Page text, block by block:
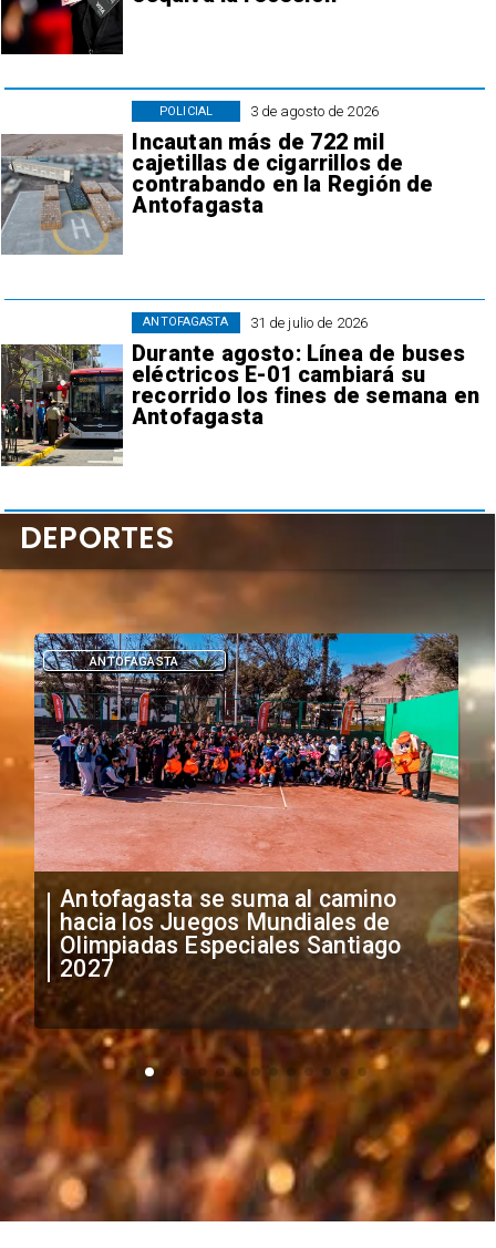
3 de agosto de 2026
Incautan más de 722 mil
cajetillas de cigarrillos de
contrabando en la Región de
Antofagasta
POLICIAL
31 de julio de 2026
Durante agosto: Línea de buses
eléctricos E-01 cambiará su
recorrido los fines de semana en
Antofagasta
ANTOFAGASTA
"Falta de profesionalismo": Sifup
anuncia medidas por situación
irregular de futbolistas
extranjeros
DEPORTES
DEPORTES